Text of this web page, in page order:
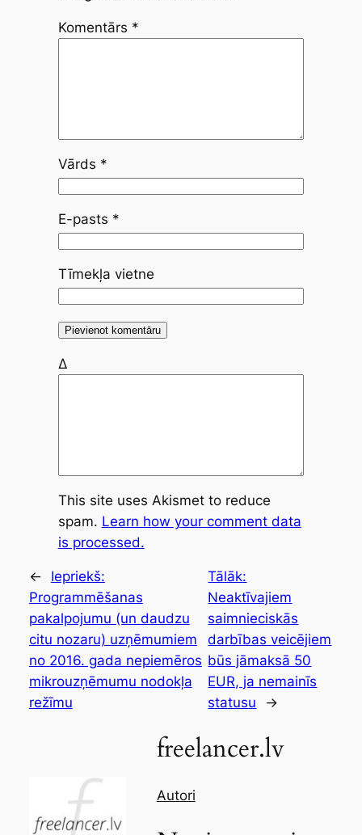
Komentārs *
Vārds *
E-pasts *
Tīmekļa vietne
Δ
This site uses Akismet to reduce
spam. Learn how your comment data
is processed.
←
Iepriekš:
Programmēšanas
pakalpojumu (un daudzu
citu nozaru) uzņēmumiem
no 2016. gada nepiemēros
mikrouzņēmumu nodokļa
režīmu
Tālāk:
Neaktīvajiem
saimnieciskās
darbības veicējiem
būs jāmaksā 50
EUR, ja nemainīs
statusu
→
freelancer.lv
Autori